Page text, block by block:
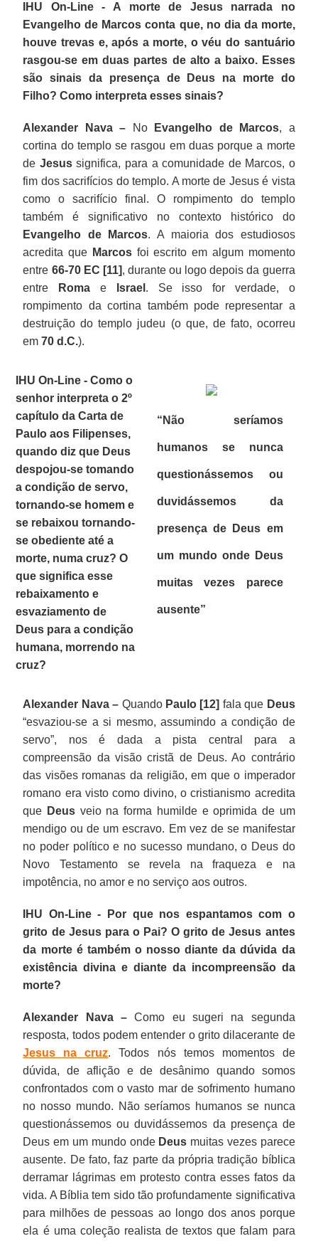
IHU On-Line - A morte de Jesus narrada no
Evangelho de Marcos conta que, no dia da morte,
houve trevas e, após a morte, o véu do santuário
rasgou-se em duas partes de alto a baixo. Esses
são sinais da presença de Deus na morte do
Filho? Como interpreta esses sinais?
Alexander Nava – No Evangelho de Marcos, a
cortina do templo se rasgou em duas porque a morte
de Jesussignifica, para a comunidade de Marcos, o
fim dos sacrifícios do templo. A morte de Jesus é vista
como o sacrifício final. O rompimento do templo
também é significativo no contexto histórico do
Evangelho de Marcos. A maioria dos estudiosos
acredita que Marcosfoi escrito em algum momento
entre 66-70 EC [11], durante ou logo depois da guerra
entre
Roma eIsrael . Se isso for verdade, o
rompimento da cortina também pode representar a
destruição do templo judeu (o que, de fato, ocorreu
em70 d.C.).
“Não seríamos
humanos se nunca
questionássemos ou
duvidássemos da
presença de Deus em
um mundo onde Deus
muitas vezes parece
ausente”
IHU On-Line - Como o
senhor interpreta o 2º
capítulo da Carta de
Paulo aos Filipenses,
quando diz que Deus
despojou-se tomando
a condição de servo,
tornando-se homem e
se rebaixou tornando-
se obediente até a
morte, numa cruz? O
que significa esse
rebaixamento e
esvaziamento de
Deus para a condição
humana, morrendo na
cruz?
Alexander Nava – QuandoPaulo [12] fala que Deus
“esvaziou-se a si mesmo, assumindo a condição de
servo”, nos é dada a pista central para a
compreensão da visão cristã de Deus. Ao contrário
das visões romanas da religião, em que o imperador
romano era visto como divino, o cristianismo acredita
que Deus veio na forma humilde e oprimida de um
mendigo ou de um escravo. Em vez de se manifestar
no poder político e no sucesso mundano, o Deus do
Novo Testamento se revela na fraqueza e na
impotência, no amor e no serviço aos outros.
IHU On-Line - Por que nos espantamos com o
grito de Jesus para o Pai? O grito de Jesus antes
da morte é também o nosso diante da dúvida da
existência divina e diante da incompreensão da
morte?
Alexander Nava – Como eu sugeri na segunda
resposta, todos podem entender o grito dilacerante de
Jesus na cruz. Todos nós temos momentos de
dúvida, de aflição e de desânimo quando somos
confrontados com o vasto mar de sofrimento humano
no nosso mundo. Não seríamos humanos se nunca
questionássemos ou duvidássemos da presença de
Deus em um mundo onde Deus muitas vezes parece
ausente. De fato, faz parte da própria tradição bíblica
derramar lágrimas em protesto contra esses fatos da
vida. A Bíblia tem sido tão profundamente significativa
para milhões de pessoas ao longo dos anos porque
ela é uma coleção realista de textos que falam para